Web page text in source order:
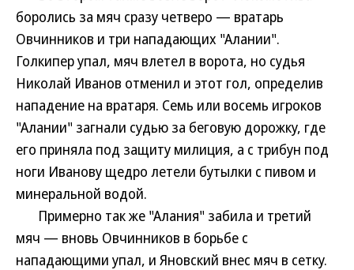
боролись за мяч сразу четверо — вратарь
Овчинников и три нападающих "Алании".
Голкипер упал, мяч влетел в ворота, но судья
Николай Иванов отменил и этот гол, определив
нападение на вратаря. Семь или восемь игроков
"Алании" загнали судью за беговую дорожку, где
его приняла под защиту милиция, а с трибун под
ноги Иванову щедро летели бутылки с пивом и
минеральной водой.
Примерно так же "Алания" забила и третий
мяч — вновь Овчинников в борьбе с
нападающими упал, и Яновский внес мяч в сетку.